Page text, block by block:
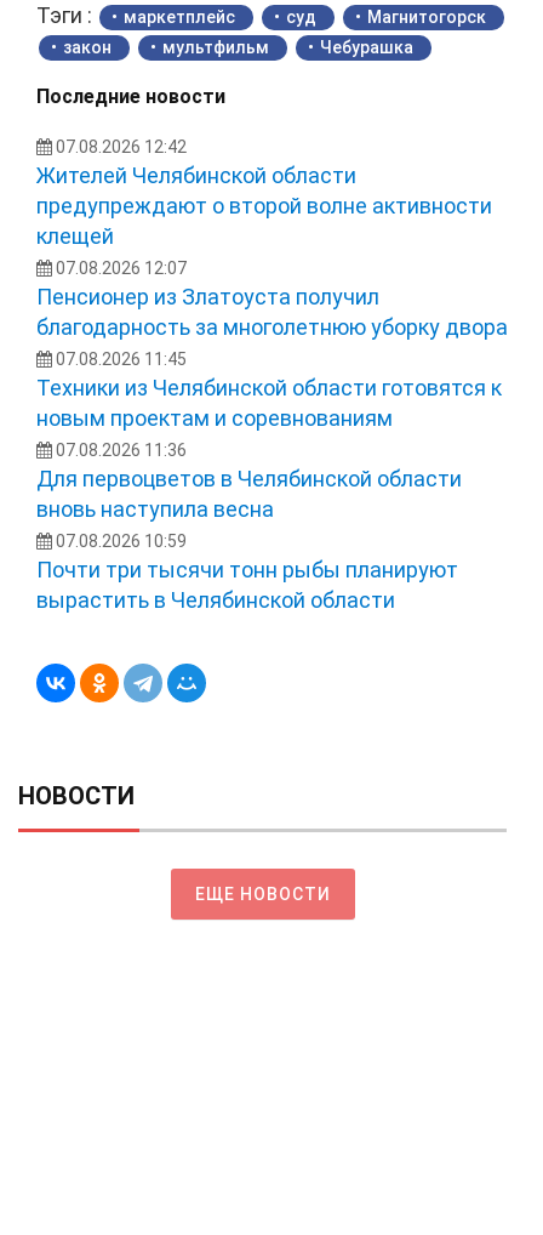
Тэги : маркетплейс суд
Магнитогорск
закон
мультфильм Чебурашка
Последние новости
07.08.2026 12:42
Жителей Челябинской области
предупреждают о второй волне активности
клещей
07.08.2026 12:07
Пенсионер из Златоуста получил
благодарность за многолетнюю уборку двора
07.08.2026 11:45
Техники из Челябинской области готовятся к
новым проектам и соревнованиям
07.08.2026 11:36
Для первоцветов в Челябинской области
вновь наступила весна
07.08.2026 10:59
Почти три тысячи тонн рыбы планируют
вырастить в Челябинской области
НОВОСТИ
ЕЩЕ НОВОСТИ